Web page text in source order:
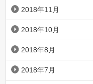
2018年11月
2018年10月
2018年8月
2018年7月